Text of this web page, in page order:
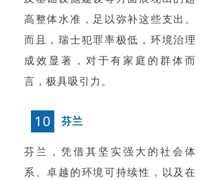
高整体水准，足以弥补这些支出。
而且，瑞士犯罪率极低，环境治理
成效显著，对于有家庭的群体而
言，极具吸引力。
10 芬兰
芬兰，凭借其坚实强大的社会体
系、卓越的环境可持续性，以及在